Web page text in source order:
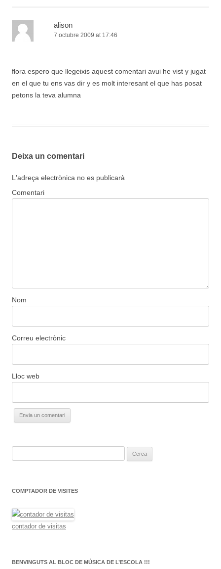
alison
7 octubre 2009 at 17:46
flora espero que llegeixis aquest comentari avui he vist y jugat
en el que tu ens vas dir y es molt interesant el que has posat
petons la teva alumna
Deixa un comentari
L'adreça electrònica no es publicarà
Comentari
Nom
Correu electrònic
Lloc web
c
:
COMPTADOR DE VISITES
contador de visitas
BENVINGUTS AL BLOC DE MÚSICA DE L’ESCOLA !!!